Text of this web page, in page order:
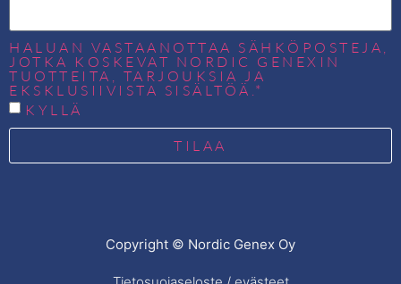
HALUAN VASTAANOTTAA SÄHKÖPOSTEJA,
JOTKA KOSKEVAT NORDIC GENEXIN
TUOTTEITA, TARJOUKSIA JA
EKSKLUSIIVISTA SISÄLTÖÄ.*
KYLLÄ
TILAA
Copyright © Nordic Genex Oy